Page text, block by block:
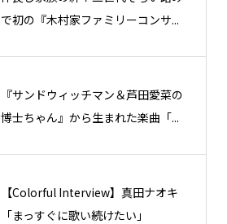
で初の『木村家ファミリーコンサ...
『サンドウィッチマン＆芦田愛菜の
博士ちゃん』から生まれた楽曲「...
【Colorful Interview】真田ナオキ
「まっすぐに歌い続けたい」